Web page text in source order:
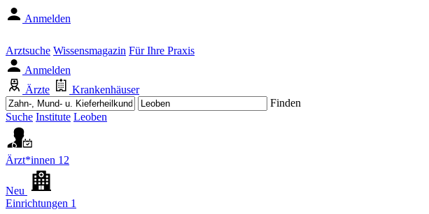
Anmelden
Arztsuche Wissensmagazin Für Ihre Praxis
Anmelden
Ärzte
Krankenhäuser
Finden
Suche Institute Leoben
Ärzt*innen 12
Neu
Einrichtungen 1